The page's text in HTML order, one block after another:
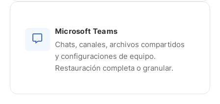
Microsoft Teams
Chats, canales, archivos compartidos
y configuraciones de equipo.
Restauración completa o granular.